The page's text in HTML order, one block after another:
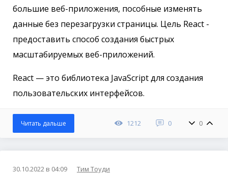
большие веб-приложения, пособные изменять
данные без перезагрузки страницы. Цель React -
предоставить способ создания быстрых
масштабируемых веб-приложений.
React — это библиотека JavaScript для создания
пользовательских интерфейсов.
1212 0 0
Читать дальше
30.10.2022 в 04:09 Тим Тоуди